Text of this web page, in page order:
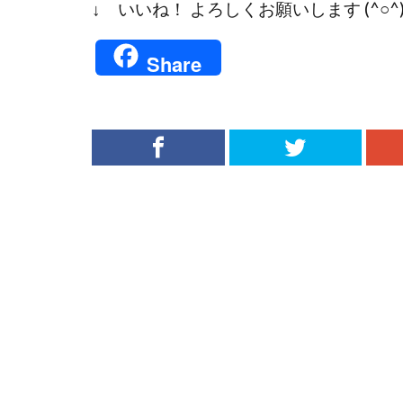
↓ いいね！ よろしくお願いします
Share